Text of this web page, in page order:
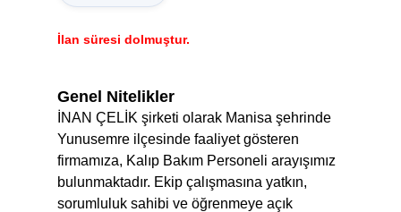
İlan süresi dolmuştur.
Genel Nitelikler
İNAN ÇELİK şirketi olarak Manisa şehrinde
Yunusemre ilçesinde faaliyet gösteren
firmamıza, Kalıp Bakım Personeli arayışımız
bulunmaktadır. Ekip çalışmasına yatkın,
sorumluluk sahibi ve öğrenmeye açık